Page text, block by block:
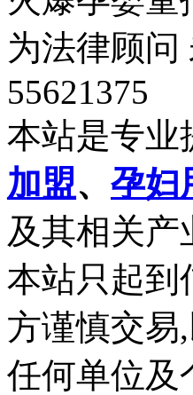
为法律顾
55621375
本站是专业
加盟、 孕妇
及其相关产
本站只起到
方谨慎交易
任何单位及